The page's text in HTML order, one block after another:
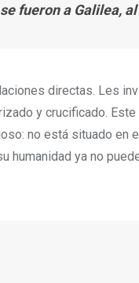
fueron a Galilea,
directas. Les
y crucificado.
no está situado
humanidad ya no